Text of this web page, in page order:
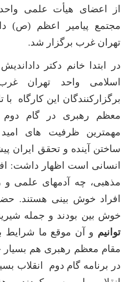
اعضای هیأت علمی
پیامیر اعظم (ص)
غرب برگزار شد.
ابتدا خانم دکتر داداندیش
واحد تهران
این کارگاه با
رهبری در گام دوم
ظرفیت های امید
آینده و تحقق ایران
است اظهار داشت:
چه آدمهای علمی و
خوش بینی هستند.
بین بودند و جمله
و آن موقع ما شرایط
معظم رهبری هم بسیار